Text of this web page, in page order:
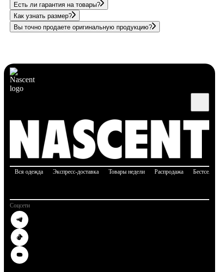
Есть ли гарантия на товары?
Как узнать размер?
Вы точно продаете оригинальную продукцию?
Вся одежда Экспресс-доставка Товары недели Распродажа
Соцсети